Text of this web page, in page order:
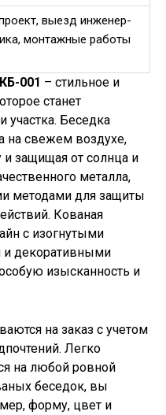
выезд инженер-
монтажные работы
001 – стильное и
станет
Беседка
на свежем воздухе,
защищая от солнца и
металла,
методами для защиты
Кованая
с изогнутыми
декоративными
изысканность и
на заказ с учетом
Легко
на любой ровной
беседок, вы
форму, цвет и